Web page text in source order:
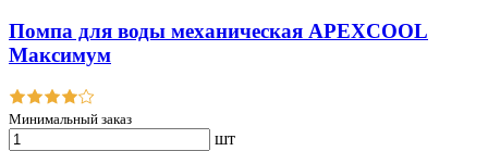
Помпа для воды механическая APEXCOOL
Максимум
Минимальный заказ
шт